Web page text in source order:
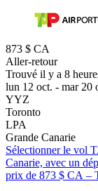
873 $ CA
Aller-retour
Trouvé il y a 8
lun 12 oct. - mar 20
YYZ
Toronto
LPA
Grande Canarie
Sélectionner le vol
Canarie, avec un
prix de 873 $ CA –